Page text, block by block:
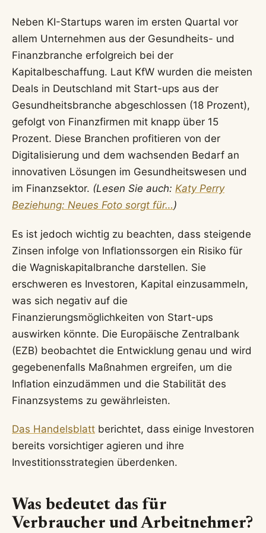
Neben KI-Startups waren im ersten Quartal vor
allem Unternehmen aus der Gesundheits- und
Finanzbranche erfolgreich bei der
Kapitalbeschaffung. Laut KfW wurden die meisten
Deals in Deutschland mit Start-ups aus der
Gesundheitsbranche abgeschlossen (18 Prozent),
gefolgt von Finanzfirmen mit knapp über 15
Prozent. Diese Branchen profitieren von der
Digitalisierung und dem wachsenden Bedarf an
innovativen Lösungen im Gesundheitswesen und
im Finanzsektor. (Lesen Sie auch: Katy Perry
Beziehung: Neues Foto sorgt für…)
Es ist jedoch wichtig zu beachten, dass steigende
Zinsen infolge von Inflationssorgen ein Risiko für
die Wagniskapitalbranche darstellen. Sie
erschweren es Investoren, Kapital einzusammeln,
was sich negativ auf die
Finanzierungsmöglichkeiten von Start-ups
auswirken könnte. Die Europäische Zentralbank
(EZB) beobachtet die Entwicklung genau und wird
gegebenenfalls Maßnahmen ergreifen, um die
Inflation einzudämmen und die Stabilität des
Finanzsystems zu gewährleisten.
Das Handelsblatt berichtet, dass einige Investoren
bereits vorsichtiger agieren und ihre
Investitionsstrategien überdenken.
Was bedeutet das für
Verbraucher und Arbeitnehmer?